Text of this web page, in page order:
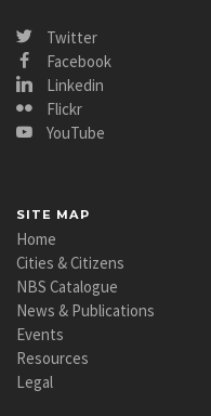
Twitter
Facebook
Linkedin
Flickr
YouTube
SITE MAP
Home
Cities & Citizens
NBS Catalogue
News & Publications
Events
Resources
Legal